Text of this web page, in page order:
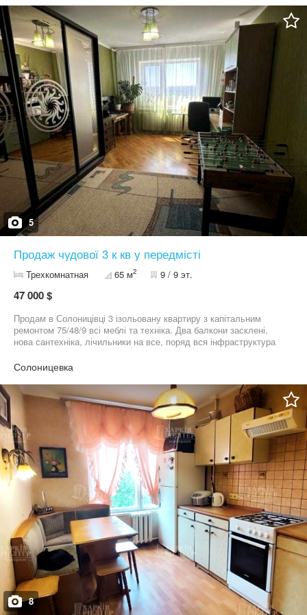
5
Продаж чудової 3 к кв у передмісті
Трехкомнатная 65 м2 9 / 9 эт.
47 000 $
Продам в Солоницівці 3 ізольовану квартиру з капітальним
ремонтом 75/48/9 всі меблі та техніка. Два балкони засклені,
нова сантехніка, лічильники на все, поряд вся інфраструктура
Солоницевка
8